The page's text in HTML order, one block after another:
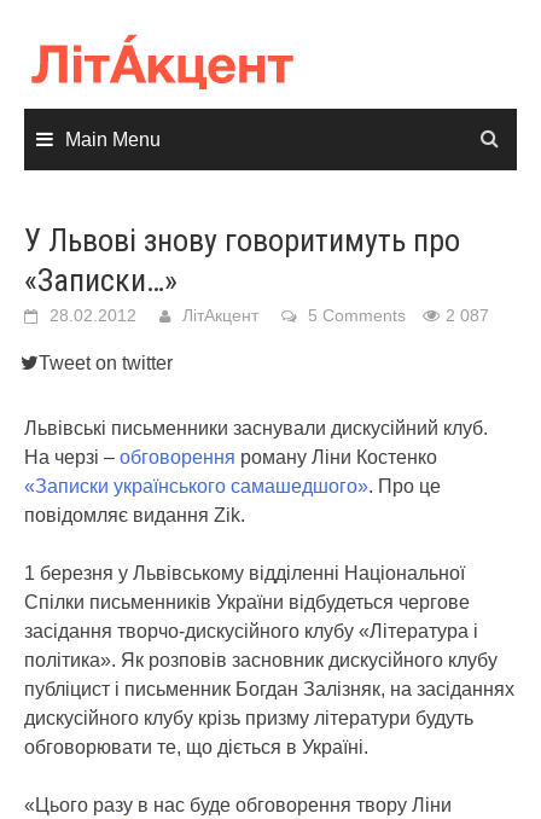
content
Main Menu
У Львові знову говоритимуть про
«Записки…»
28.02.2012 ЛітАкцент 5 Comments 2 087
Tweet on twitter
Львівські письменники заснували дискусійний клуб.
На черзі – обговорення роману Ліни Костенко
«Записки українського самашедшого». Про це
повідомляє видання Zik.
1 березня у Львівському відділенні Національної
Спілки письменників України відбудеться чергове
засідання творчо-дискусійного клубу «Література і
політика». Як розповів засновник дискусійного клубу
публіцист і письменник Богдан Залізняк, на засіданнях
дискусійного клубу крізь призму літератури будуть
обговорювати те, що діється в Україні.
«Цього разу в нас буде обговорення твору Ліни